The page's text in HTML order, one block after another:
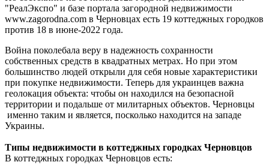
"РеалЭкспо" и базе портала загородной недвижимости
www.zagorodna.com в Черновцах есть 19 коттеджных городков
против 18 в июне-2022 года.
Война поколебала веру в надежность сохранности
собственных средств в квадратных метрах. Но при этом
большинство людей открыли для себя новые характеристики
при покупке недвижимости. Теперь для украинцев важна
геолокация объекта: чтобы он находился на безопасной
территории и подальше от милитарных объектов. Черновцы
именно таким и является, посколько находится на западе
Украины.
Типы недвижимости в коттеджных городках Черновцов
В коттеджных городках Черновцов есть: